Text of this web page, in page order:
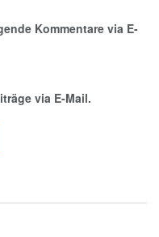
Kommentare via E-
via E-Mail.